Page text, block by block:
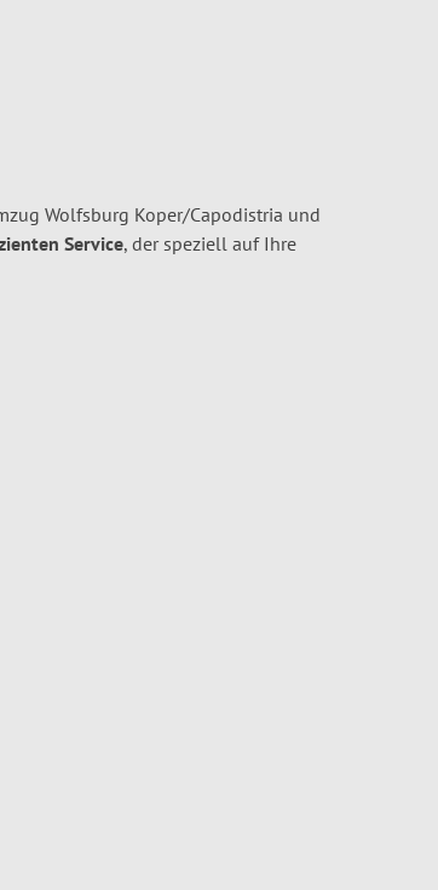
Wolfsburg Koper/Capodistria und
Service, der speziell auf Ihre